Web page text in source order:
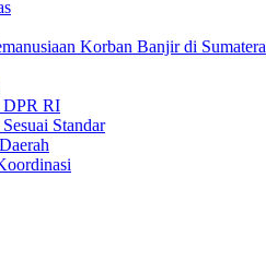
Korban Banjir di Sumatera
DPR RI
Standar